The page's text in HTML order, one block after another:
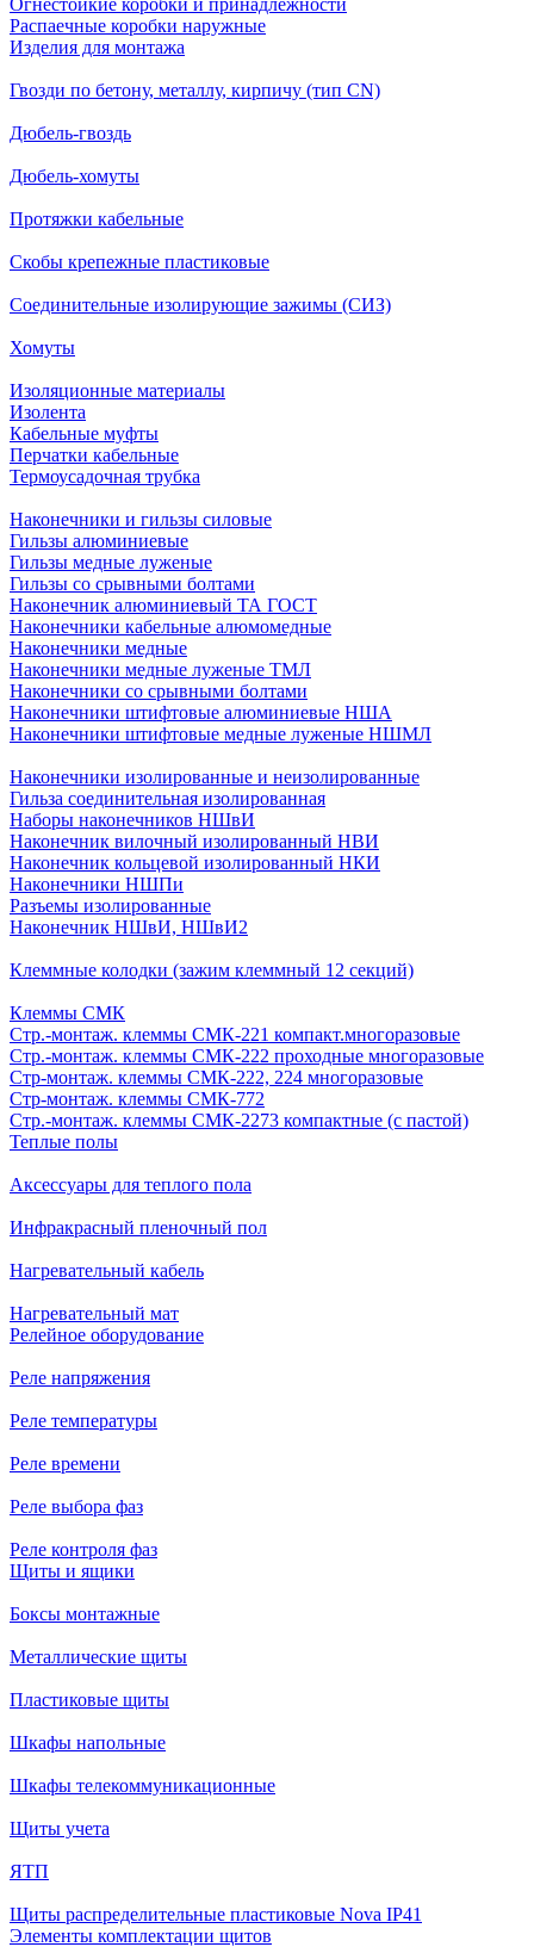
Огнестойкие коробки и принадлежности
Распаечные коробки наружные
Изделия для монтажа
Гвозди по бетону, металлу, кирпичу (тип CN)
Дюбель-гвоздь
Дюбель-хомуты
Протяжки кабельные
Скобы крепежные пластиковые
Соединительные изолирующие зажимы (СИЗ)
Хомуты
Изоляционные материалы
Изолента
Кабельные муфты
Перчатки кабельные
Термоусадочная трубка
Наконечники и гильзы силовые
Гильзы алюминиевые
Гильзы медные луженые
Гильзы со срывными болтами
Наконечник алюминиевый ТА ГОСТ
Наконечники кабельные алюмомедные
Наконечники медные
Наконечники медные луженые ТМЛ
Наконечники со срывными болтами
Наконечники штифтовые алюминиевые НША
Наконечники штифтовые медные луженые НШМЛ
Наконечники изолированные и неизолированные
Гильза соединительная изолированная
Наборы наконечников НШвИ
Наконечник вилочный изолированный НВИ
Наконечник кольцевой изолированный НКИ
Наконечники НШПи
Разъемы изолированные
Наконечник НШвИ, НШвИ2
Клеммные колодки (зажим клеммный 12 секций)
Клеммы СМК
Стр.-монтаж. клеммы СМК-221 компакт.многоразовые
Стр.-монтаж. клеммы СМК-222 проходные многоразовые
Стр-монтаж. клеммы СМК-222, 224 многоразовые
Стр-монтаж. клеммы СМК-772
Стр.-монтаж. клеммы СМК-2273 компактные (с пастой)
Теплые полы
Аксессуары для теплого пола
Инфракрасный пленочный пол
Нагревательный кабель
Нагревательный мат
Релейное оборудование
Реле напряжения
Реле температуры
Реле времени
Реле выбора фаз
Реле контроля фаз
Щиты и ящики
Боксы монтажные
Металлические щиты
Пластиковые щиты
Шкафы напольные
Шкафы телекоммуникационные
Щиты учета
ЯТП
Щиты распределительные пластиковые Nova IP41
Элементы комплектации щитов